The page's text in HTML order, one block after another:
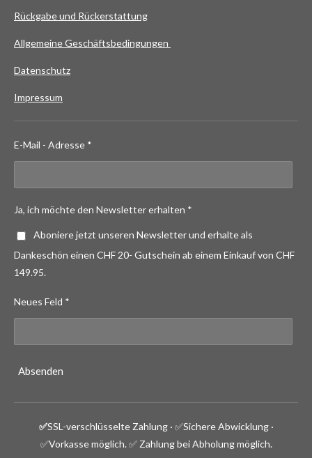
Rückgabe und Rückerstattung
Allgemeine Geschäftsbedingungen
Datenschutz
Impressum
E-Mail - Adresse *
Ja, ich möchte den Newsletter erhalten *
Aboniere jetzt unseren Newsletter und erhalte als
Dankeschön einen CHF 20- Gutschein ab einem Einkauf von CHF
149.95.
Neues Feld *
Absenden
✅SSL-verschlüsselte Zahlung · ✅Sichere Abwicklung ·
✅Vorkasse möglich. ✅ Zahlung bei Abholung möglich.